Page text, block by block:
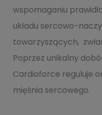
wspomaganiu
układu sercowo-
towarzyszących,
Poprzez unikalny
Cardioforce reguluje
mięśnia sercowego.